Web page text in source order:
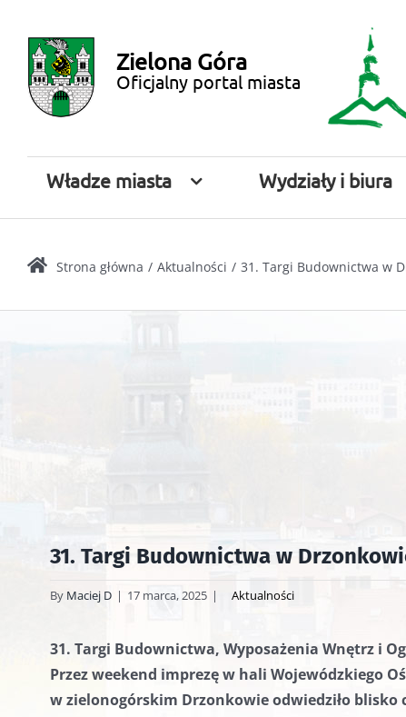
zawartości
Miasto
Zielona
Zielona Góra
Oficjalny portal miasta
Władze miasta Wydziały i biura
Strona główna Aktualności 31. Targi Budownictwa w
31. Targi Budownictwa w
By Maciej D | 17 marca, 2025 | Aktualności
31. Targi Budownictwa, Wyposażenia Wnętrz i
Przez weekend imprezę w hali Wojewódzkiego
w zielonogórskim Drzonkowie odwiedziło blisko